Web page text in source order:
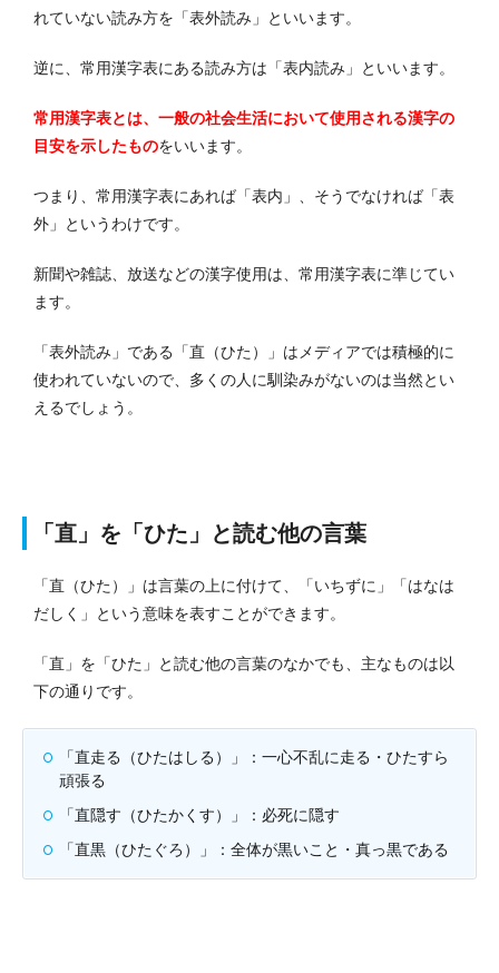
れていない読み方を「表外読み」といいます。
逆に、常用漢字表にある読み方は「表内読み」といいます。
常用漢字表とは、⼀般の社会⽣活において使用される漢字の
⽬安を⽰したものをいいます。
つまり、常用漢字表にあれば「表内」、そうでなければ「表
外」というわけです。
新聞や雑誌、放送などの漢字使用は、常用漢字表に準じてい
ます。
「表外読み」である「直（ひた）」はメディアでは積極的に
使われていないので、多くの人に馴染みがないのは当然とい
えるでしょう。
「直」を「ひた」と読む他の言葉
「直（ひた）」は言葉の上に付けて、「いちずに」「はなは
だしく」という意味を表すことができます。
「直」を「ひた」と読む他の言葉のなかでも、主なものは以
下の通りです。
「直走る（ひたはしる）」：一心不乱に走る・ひたすら
頑張る
「直隠す（ひたかくす）」：必死に隠す
「直黒（ひたぐろ）」：全体が黒いこと・真っ黒である